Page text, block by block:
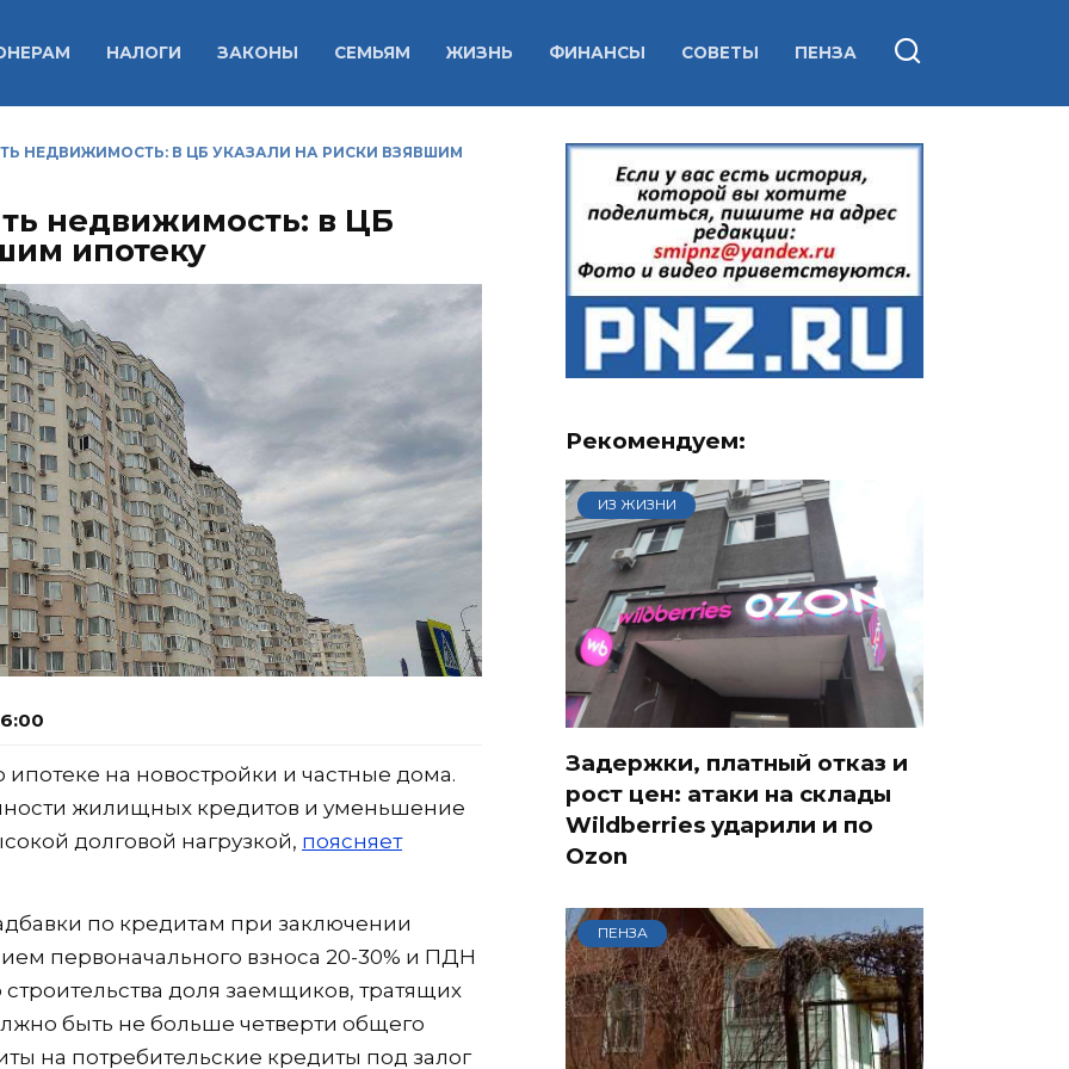
НАЛОГИ ЗАКОНЫ СЕМЬЯМ ЖИЗНЬ ФИНАНСЫ СОВЕТЫ ПЕНЗА
НЕДВИЖИМОСТЬ: В ЦБ УКАЗАЛИ НА РИСКИ ВЗЯВШИМ
недвижимость: в ЦБ
ипотеку
на новостройки и частные дома.
жилищных кредитов и уменьшение
долговой нагрузкой, поясняет
по кредитам при заключении
первоначального взноса 20-30% и ПДН
доля заемщиков, тратящих
быть не больше четверти общего
на потребительские кредиты под залог
Рекомендуем:
ИЗ ЖИЗНИ
Задержки, платный отказ и
рост цен: атаки на склады
Wildberries ударили и по
Ozon
ПЕНЗА